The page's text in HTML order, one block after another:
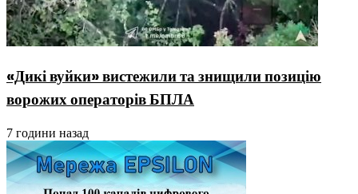
«Дикі вуйки» вистежили та знищили позицію
ворожих операторів БПЛА
7 години назад